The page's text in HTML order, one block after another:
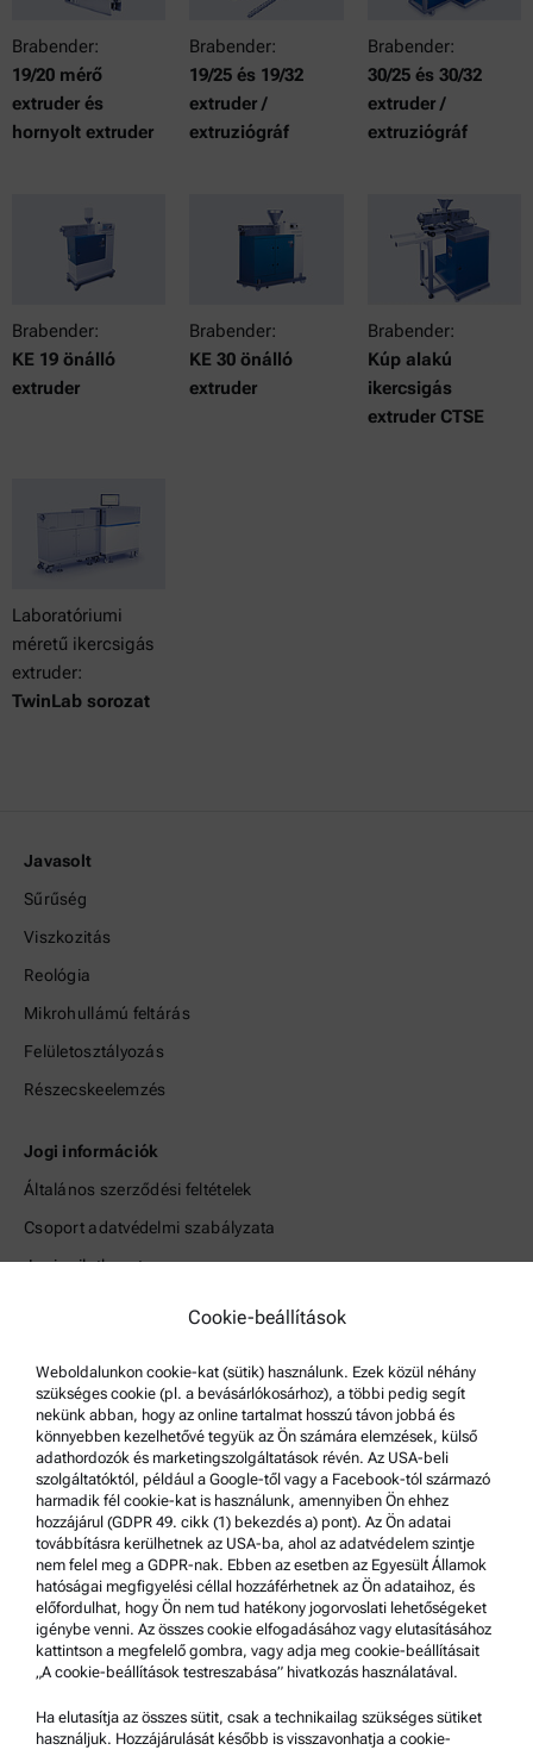
Brabender:
19/20 mérő
extruder és
hornyolt extruder
Brabender:
19/25 és 19/32
extruder /
extruziógráf
Brabender:
30/25 és 30/32
extruder /
extruziógráf
Brabender:
KE 19 önálló
extruder
Brabender:
KE 30 önálló
extruder
Brabender:
Kúp alakú
ikercsigás
extruder CTSE
Laboratóriumi
méretű ikercsigás
extruder:
TwinLab sorozat
Javasolt
Sűrűség
Viszkozitás
Reológia
Mikrohullámú feltárás
Felületosztályozás
Részecskeelemzés
Jogi információk
Általános szerződési feltételek
Csoport adatvédelmi szabályzata
Jogi nyilatkozat
Bejelentő rendszer
Terméktámogatás
Anton Paar Certified Service
Biztonsági nyilatkozat
Anton Paar Műszaki Központok
Kapcsolatfelvétel
A vállalat adatai
Hírek
Cookie-beállítások
Weboldalunkon cookie-kat (sütik) használunk. Ezek közül néhány
szükséges cookie (pl. a bevásárlókosárhoz), a többi pedig segít
nekünk abban, hogy az online tartalmat hosszú távon jobbá és
könnyebben kezelhetővé tegyük az Ön számára elemzések, külső
adathordozók és marketingszolgáltatások révén. Az USA-beli
szolgáltatóktól, például a Google-től vagy a Facebook-tól származó
harmadik fél cookie-kat is használunk, amennyiben Ön ehhez
hozzájárul (GDPR 49. cikk (1) bekezdés a) pont). Az Ön adatai
továbbításra kerülhetnek az USA-ba, ahol az adatvédelem szintje
nem felel meg a GDPR-nak. Ebben az esetben az Egyesült Államok
hatóságai megfigyelési céllal hozzáférhetnek az Ön adataihoz, és
előfordulhat, hogy Ön nem tud hatékony jogorvoslati lehetőségeket
igénybe venni. Az összes cookie elfogadásához vagy elutasításához
kattintson a megfelelő gombra, vagy adja meg cookie-beállításait
„A cookie-beállítások testreszabása” hivatkozás használatával.
Ha elutasítja az összes sütit, csak a technikailag szükséges sütiket
használjuk. Hozzájárulását később is visszavonhatja a cookie-